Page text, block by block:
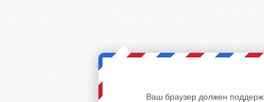
Ваш браузер должен